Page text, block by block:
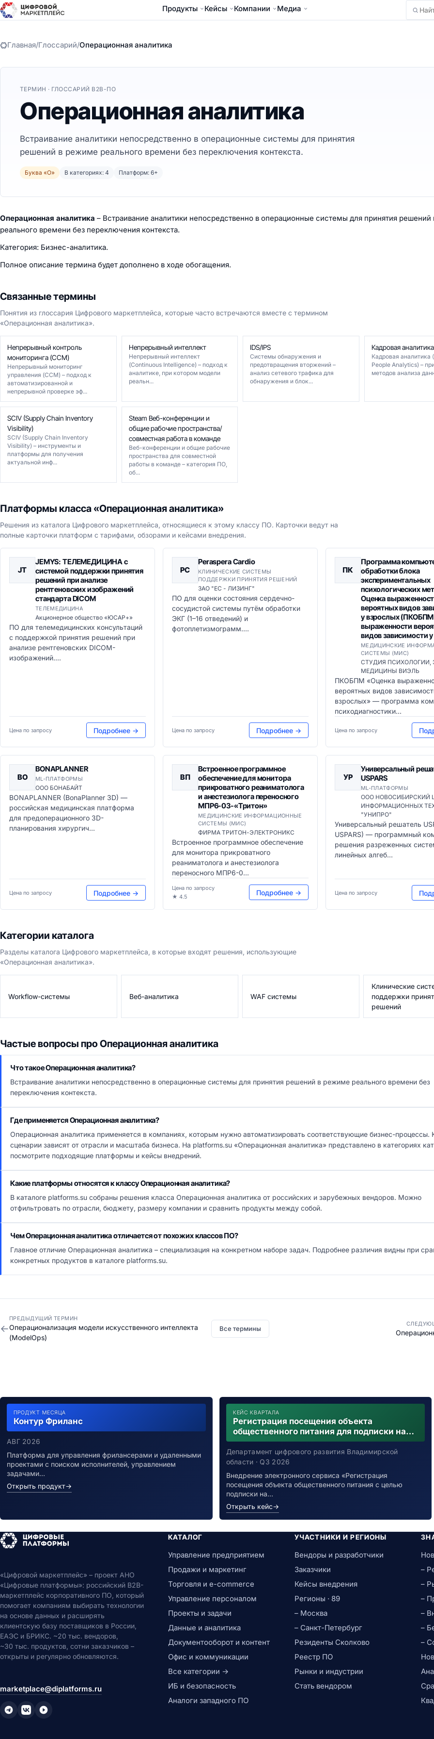
Продукты Кейсы Компании Медиа
Найти
Главная/Глоссарий/Операционная аналитика
ТЕРМИН · ГЛОССАРИЙ B2B-ПО
Операционная аналитика
Встраивание аналитики непосредственно в операционные системы для принятия
решений в режиме реального времени без переключения контекста.
Буква «О» В категориях: 4 Платформ: 6+
Операционная аналитика – Встраивание аналитики непосредственно в операционные системы для принятия
реального времени без переключения контекста.
Категория: Бизнес-аналитика.
Полное описание термина будет дополнено в ходе обогащения.
Связанные термины
Понятия из глоссария Цифрового маркетплейса, которые часто встречаются вместе с термином
«Операционная аналитика».
Непрерывный контроль
мониторинга (CCM)
Непрерывный мониторинг
управления (CCM) – подход к
автоматизированной и
непрерывной проверке эф...
Непрерывный интеллект
Непрерывный интеллект
(Continuous Intelligence) – подход к
аналитике, при котором модели
реальн...
IDS/IPS
Системы обнаружения и
предотвращения вторжений –
анализ сетевого трафика для
обнаружения и блок...
Кадровая аналитика
Кадровая аналитика
People Analytics) –
методов анализа
SCIV (Supply Chain Inventory
Visibility)
SCIV (Supply Chain Inventory
Visibility) – инструменты и
платформы для получения
актуальной инф...
Steam Веб-конференции и
общие рабочие пространства/
совместная работа в команде
Веб-конференции и общие рабочие
пространства для совместной
работы в команде – категория ПО,
об...
Платформы класса «Операционная аналитика»
Решения из каталога Цифрового маркетплейса, относящиеся к этому классу ПО. Карточки ведут на
полные карточки платформ с тарифами, обзорами и кейсами внедрения.
JТ
JEMYS: ТЕЛЕМЕДИЦИНА с
системой поддержки принятия
решений при анализе
рентгеновских изображений
стандарта DICOM
ТЕЛЕМЕДИЦИНА
Акционерное общество «ЮСАР+»
ПО для телемедицинских консультаций
с поддержкой принятия решений при
анализе рентгеновских DICOM-
изображений....
Цена по запросу Подробнее →
PC
Peraspera Cardio
КЛИНИЧЕСКИЕ СИСТЕМЫ
ПОДДЕРЖКИ ПРИНЯТИЯ РЕШЕНИЙ
ЗАО "ЕС - ЛИЗИНГ"
ПО для оценки состояния сердечно-
сосудистой системы путём обработки
ЭКГ (1–16 отведений) и
фотоплетизмограмм....
Цена по запросу Подробнее →
ПК
Программа
обработки блока
экспериментальных
психологических
Оценка
вероятных видов
у взрослых (ПКОБПМ
выраженности
видов зависимости
МЕДИЦИНСКИЕ
СИСТЕМЫ (МИС)
СТУДИЯ ПСИХОЛОГИИ,
МЕДИЦИНЫ ВИЭЛЬ
ПКОБПМ «Оценка
вероятных видов
взрослых» — программа
психодиагностики...
Цена по запросу
BO
BONAPLANNER
ML-ПЛАТФОРМЫ
ООО БОНАБАЙТ
BONAPLANNER (BonaPlanner 3D) —
российская медицинская платформа
для предоперационного 3D-
планирования хирургич...
Цена по запросу Подробнее →
ВП
Встроенное программное
обеспечение для монитора
прикроватного реаниматолога
и анестезиолога переносного
МПР6-03-«Тритон»
МЕДИЦИНСКИЕ ИНФОРМАЦИОННЫЕ
СИСТЕМЫ (МИС)
ФИРМА ТРИТОН-ЭЛЕКТРОНИКС
Встроенное программное обеспечение
для монитора прикроватного
реаниматолога и анестезиолога
переносного МПР6-0...
Цена по запросу
★ 4.5
Подробнее →
УР
Универсальный
USPARS
ML-ПЛАТФОРМЫ
ООО НОВОСИБИРСКИЙ
ИНФОРМАЦИОННЫХ
"УНИПРО"
Универсальный решатель
USPARS) — программный
решения разреженных
линейных алгеб...
Цена по запросу
Категории каталога
Разделы каталога Цифрового маркетплейса, в которые входят решения, использующие
«Операционная аналитика».
Workflow-системы Веб-аналитика WAF системы
Клинические
поддержки
решений
Частые вопросы про Операционная аналитика
Что такое Операционная аналитика?
Встраивание аналитики непосредственно в операционные системы для принятия решений в режиме реального времени без
переключения контекста.
Где применяется Операционная аналитика?
Операционная аналитика применяется в компаниях, которым нужно автоматизировать соответствующие бизнес-процессы.
сценарии зависят от отрасли и масштаба бизнеса. На platforms.su «Операционная аналитика» представлено в категориях
посмотрите подходящие платформы и кейсы внедрений.
Какие платформы относятся к классу Операционная аналитика?
В каталоге platforms.su собраны решения класса Операционная аналитика от российских и зарубежных вендоров. Можно
отфильтровать по отрасли, бюджету, размеру компании и сравнить продукты между собой.
Чем Операционная аналитика отличается от похожих классов ПО?
Главное отличие Операционная аналитика – специализация на конкретном наборе задач. Подробнее различия видны при
конкретных продуктов в каталоге platforms.su.
←
ПРЕДЫДУЩИЙ ТЕРМИН
Операционализация модели искусственного интеллекта
(ModelOps)
Все термины
ПРОДУКТ МЕСЯЦА
Контур Фриланс
АВГ 2026
Платформа для управления фрилансерами и удаленными
проектами с поиском исполнителей, управлением
задачами…
Открыть продукт→
КЕЙС КВАРТАЛА
Регистрация посещения объекта
общественного питания для подписки на
уведомления о возможном контакте с
заболевшим новой коронавирусной
инфекцией
Департамент цифрового развития Владимирской
области · Q3 2026
Внедрение электронного сервиса «Регистрация
посещения объекта общественного питания с целью
подписки на…
Открыть кейс→
«Цифровой маркетплейс» – проект АНО
«Цифровые платформы»: российский B2B-
маркетплейс корпоративного ПО, который
помогает компаниям выбирать технологии
на основе данных и расширять
клиентскую базу поставщиков в России,
ЕАЭС и БРИКС. ~20 тыс. вендоров,
~30 тыс. продуктов, сотни заказчиков –
открыты и регулярно обновляются.
marketplace@diplatforms.ru
КАТАЛОГ
Управление предприятием
Продажи и маркетинг
Торговля и e-commerce
Управление персоналом
Проекты и задачи
Данные и аналитика
Документооборот и контент
Офис и коммуникации
Все категории →
ИБ и безопасность
Аналоги западного ПО
УЧАСТНИКИ И РЕГИОНЫ
Вендоры и разработчики
Заказчики
Кейсы внедрения
Регионы · 89
– Москва
– Санкт-Петербург
Резиденты Сколково
Реестр ПО
Рынки и индустрии
Стать вендором
–
–
–
–
–
–